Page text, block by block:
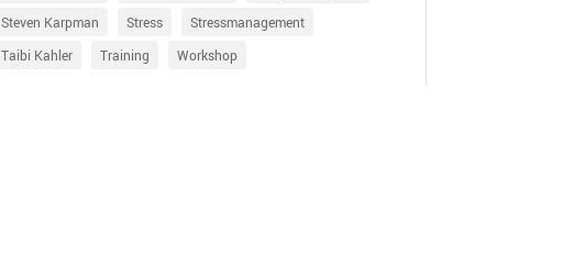
Steven Karpman
Stress
Stressmanagement
Taibi Kahler
Training Workshop